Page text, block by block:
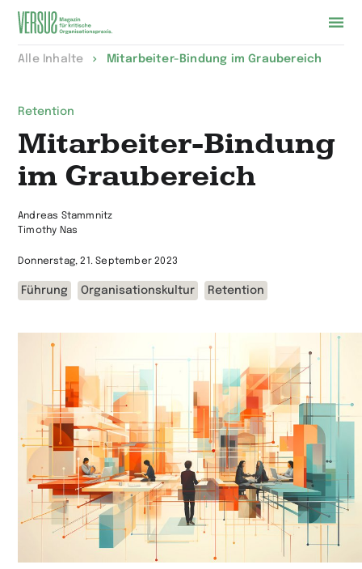
Zur
Alle Inhalte Mitarbeiter-Bindung im Graubereich
Retention
Mitarbeiter-Bindung
im Graubereich
Andreas Stammnitz
Timothy Nas
Donnerstag, 21. September 2023
Führung Organisationskultur Retention